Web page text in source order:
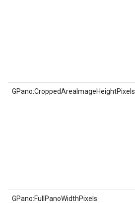
GPano:CroppedAreaImageHeightPixels
GPano:FullPanoWidthPixels